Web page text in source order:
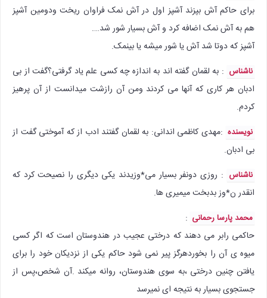
برای حاکم‌ آش بپزند آشپز اول در آش نمک فراوان ریخت ودومین آشپز
هم به آش نمک اضافه کرد و آش بسیار شور شد….
آشپز که دوتا شد آش یا شور میشه یا بینمک.
ناشناس : به لقمان گفته اند به اندازه چه کسی علم یاد گرفتی؟گفت از بی
ادبان هر کاری که آنها می کردند ومن آن رازشت میدانست از آن پرهیز
کردم.
نویسنده :‌مهدی کاظمی اندانی: به لقمان گفتند ادب از که آموختی گفت از
بی ادبان.
ناشناس : روزی دونفر بسیار می*وزیدند یکی دیگری را نصیحت کرد که
انقدر ن*وز بدبخت میمیری ها.
محمد پارسا رحمانی :
حاکمی رابر می دهند که درختی عجیب در هندوستان است که اگر کسی
میوه ی آن را بخوردهرگز پیر نمی شود حاکم یکی از نزدیکان خود را برای
یافتن چنین درختی ،به سوی هندوستان، روانه میکند .آن شخص،پس از
جستجوی بسیار به نتیجه ای نمیرسد